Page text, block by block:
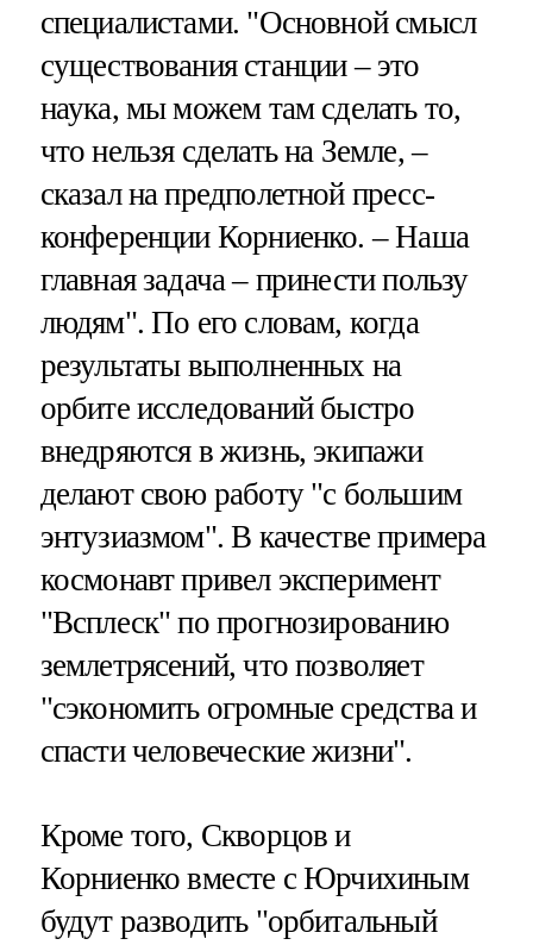
специалистами. "Основной смысл
существования станции – это
наука, мы можем там сделать то,
что нельзя сделать на Земле, –
сказал на предполетной пресс-
конференции Корниенко. – Наша
главная задача – принести пользу
людям". По его словам, когда
результаты выполненных на
орбите исследований быстро
внедряются в жизнь, экипажи
делают свою работу "с большим
энтузиазмом". В качестве примера
космонавт привел эксперимент
"Всплеск" по прогнозированию
землетрясений, что позволяет
"сэкономить огромные средства и
спасти человеческие жизни".
Кроме того, Скворцов и
Корниенко вместе с Юрчихиным
будут разводить "орбитальный